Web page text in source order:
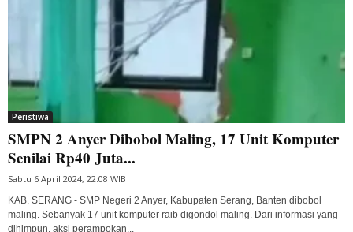
Peristiwa
SMPN 2 Anyer Dibobol Maling, 17 Unit Komputer
Senilai Rp40 Juta...
Sabtu 6 April 2024, 22:08 WIB
KAB. SERANG - SMP Negeri 2 Anyer, Kabupaten Serang, Banten dibobol
maling. Sebanyak 17 unit komputer raib digondol maling. Dari informasi yang
dihimpun, aksi perampokan...